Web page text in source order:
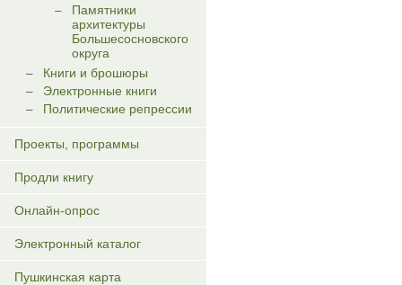
Памятники
архитектуры
Большесосновского
округа
Книги и брошюры
Электронные книги
Политические репрессии
Проекты, программы
Продли книгу
Онлайн-опрос
Электронный каталог
Пушкинская карта